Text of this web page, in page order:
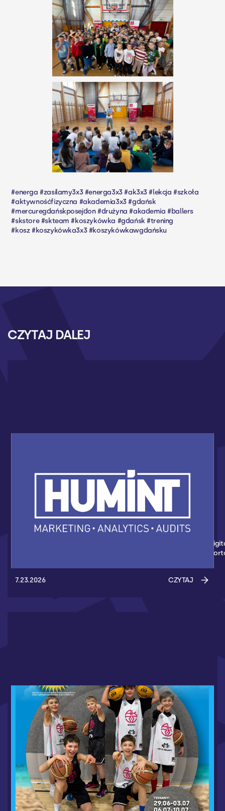
#energa #zasilamy3x3 #energa3x3 #ak3x3 #lekcja #szkoła
#aktywnośćfizyczna #akademia3x3 #gdańsk
#mercuregdańskposejdon #drużyna #akademia #ballers
#skstore #skteam #koszykówka #gdańsk #trening
#kosz #koszykówka3x3 #koszykówkawgdańsku
CZYTAJ DALEJ
HUMINT NOWYM PARTNEREM AKADEMII
KOSZYKÓWKI 3X3
Nowym partnerem Akademii Koszykówki 3x3 został Humint
Marketing - Agencja z Gdańska, która wspiera wydarzenia
7.23.2026 CZYTAJ
WAKACJE W MYCOURT 2026 - RUSZAMY Z
ZAPISAMI